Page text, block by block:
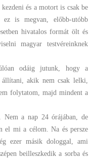
és a motort is csak be
is megvan, előbb-utóbb
hivatalos formát ölt és
magyar testvéreinknek
odáig jutunk, hogy a
állítani, akik nem csak lelki,
folytatom, majd mindent a
Nem a nap 24 órájában, de
el mi a célom. Na és persze
ezer másik dologgal, ami
beilleszkedik a sorba és